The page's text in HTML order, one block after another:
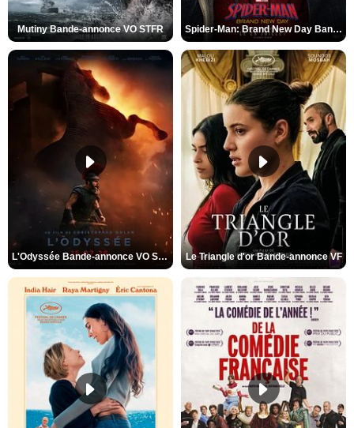
Mutiny Bande-annonce VO STFR Spider-Man: Brand New Day Bande-annonce VO STFR
L'Odyssée Bande-annonce VO STFR Le Triangle d'or Bande-annonce VF